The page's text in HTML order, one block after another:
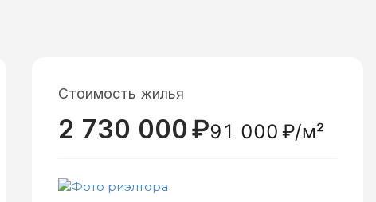
Стоимость жилья
2 730 000₽91 000 ₽/м²